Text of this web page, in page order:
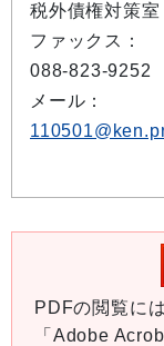
税外債権対策
ファックス：
088-823-9252
メール：
PDFの閲覧に
「Adobe